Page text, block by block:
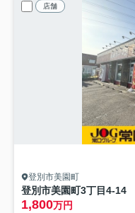
店舗
登別市美園町
登別市美園町3丁目4-14
1,800万円